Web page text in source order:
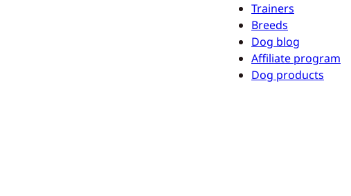
Trainers
Breeds
Dog blog
Affiliate program
Dog products